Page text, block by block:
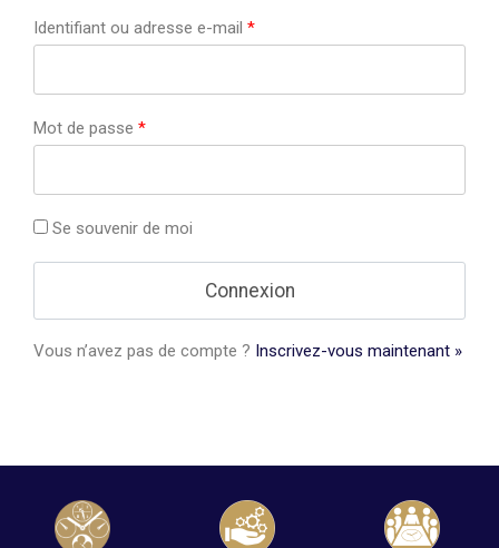
Identifiant ou adresse e-mail *
Mot de passe *
Se souvenir de moi
Vous n’avez pas de compte ? Inscrivez-vous maintenant »